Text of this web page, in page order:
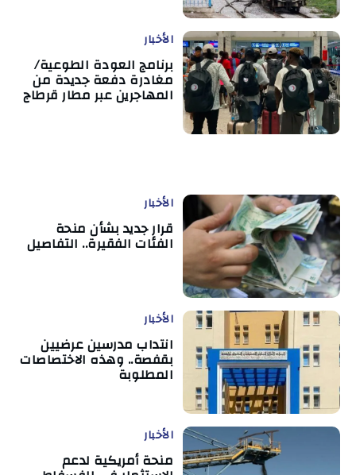
الأخبار
برنامج العودة الطوعية/
مغادرة دفعة جديدة من
المهاجرين عبر مطار قرطاج
الأخبار
قرار جديد بشأن منحة
الفئات الفقيرة.. التفاصيل
الأخبار
انتداب مدرسين عرضيين
بقفصة.. وهذه الاختصاصات
المطلوبة
الأخبار
منحة أمريكية لدعم